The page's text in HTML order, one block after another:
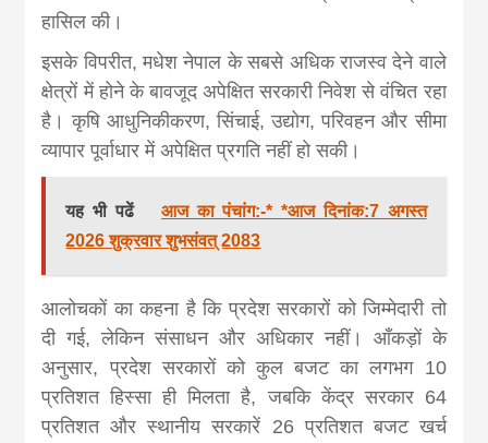
हासिल की।
इसके विपरीत, मधेश नेपाल के सबसे अधिक राजस्व देने वाले
क्षेत्रों में होने के बावजूद अपेक्षित सरकारी निवेश से वंचित रहा
है। कृषि आधुनिकीकरण, सिंचाई, उद्योग, परिवहन और सीमा
व्यापार पूर्वाधार में अपेक्षित प्रगति नहीं हो सकी।
यह भी पढें
आज का पंचांग:-* *आज दिनांक:7 अगस्त
2026 शुक्रवार शुभसंवत् 2083
आलोचकों का कहना है कि प्रदेश सरकारों को जिम्मेदारी तो
दी गई, लेकिन संसाधन और अधिकार नहीं। आँकड़ों के
अनुसार, प्रदेश सरकारों को कुल बजट का लगभग 10
प्रतिशत हिस्सा ही मिलता है, जबकि केंद्र सरकार 64
प्रतिशत और स्थानीय सरकारें 26 प्रतिशत बजट खर्च